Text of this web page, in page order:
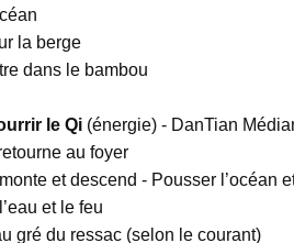
la berge
dans le bambou
e Qi (énergie) - DanTian
au foyer
monte et descend - Pousser l’océan
et le feu
gré du ressac (selon le courant)